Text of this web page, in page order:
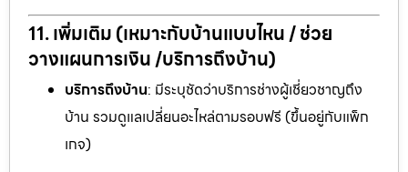
11. เพิ่มเติม (เหมาะกับบ้านแบบไหน / ช่วย
วางแผนการเงิน /บริการถึงบ้าน)
บริการถึงบ้าน: มีระบุชัดว่าบริการช่างผู้เชี่ยวชาญถึง
บ้าน รวมดูแลเปลี่ยนอะไหล่ตามรอบฟรี (ขึ้นอยู่กับแพ็ก
เกจ)